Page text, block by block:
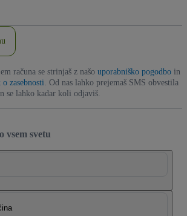
računa se strinjaš z našo uporabniško pogodbo in
zasebnosti . Od nas lahko prejemaš SMS obvestila
se lahko kadar koli odjaviš.
vsem svetu